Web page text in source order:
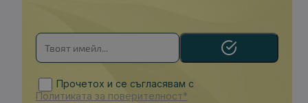
Прочетох и се съгласявам с
Политиката за поверителност*